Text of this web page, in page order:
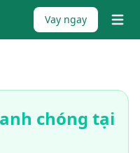
{%
Vay ngay
chóng tại